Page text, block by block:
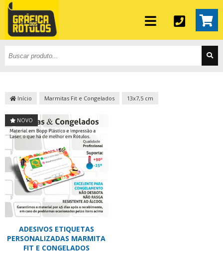
Início Marmitas Fit e Congelados 13x7,5 cm
NOVO
ADESIVOS ETIQUETAS
PERSONALIZADAS MARMITA
FIT E CONGELADOS